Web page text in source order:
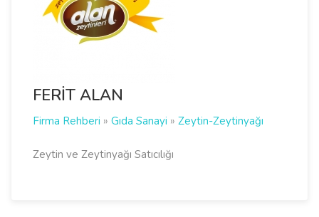
FERİT ALAN
Firma Rehberi » Gıda Sanayi » Zeytin-Zeytinyağı
Zeytin ve Zeytinyağı Satıcılığı